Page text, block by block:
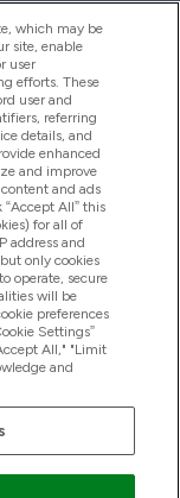
which may be
site, enable
user
efforts. These
user and
referring
details, and
enhanced
and improve
and ads
All” this
for all of
address and
only cookies
operate, secure
will be
preferences
Settings”
All," "Limit
and